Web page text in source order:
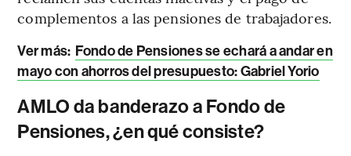
complementos a las pensiones de trabajadores.
Ver más: Fondo de Pensiones se echará a andar en
mayo con ahorros del presupuesto: Gabriel Yorio
AMLO da banderazo a Fondo de
Pensiones, ¿en qué consiste?